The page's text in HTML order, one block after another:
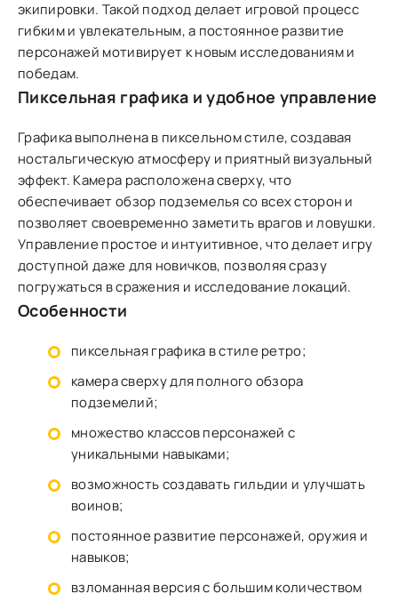
экипировки. Такой подход делает игровой процесс
гибким и увлекательным, а постоянное развитие
персонажей мотивирует к новым исследованиям и
победам.
Пиксельная графика и удобное управление
Графика выполнена в пиксельном стиле, создавая
ностальгическую атмосферу и приятный визуальный
эффект. Камера расположена сверху, что
обеспечивает обзор подземелья со всех сторон и
позволяет своевременно заметить врагов и ловушки.
Управление простое и интуитивное, что делает игру
доступной даже для новичков, позволяя сразу
погружаться в сражения и исследование локаций.
Особенности
пиксельная графика в стиле ретро;
камера сверху для полного обзора
подземелий;
множество классов персонажей с
уникальными навыками;
возможность создавать гильдии и улучшать
воинов;
постоянное развитие персонажей, оружия и
навыков;
взломанная версия с большим количеством